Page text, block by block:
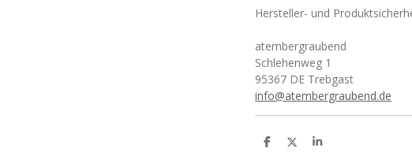
Hersteller- und
atembergraubend
Schlehenweg 1
95367 DE Trebgast
info@atembergraubend.de
T
T
T